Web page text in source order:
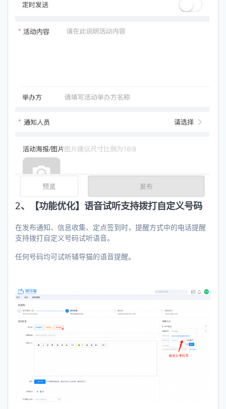
2、【功能优化】语音试听支持拨打自定义号码
在发布通知、信息收集、定点签到时，提醒方式中的电话提醒
支持拨打自定义号码试听语音。
任何号码均可试听辅导猫的语音提醒。